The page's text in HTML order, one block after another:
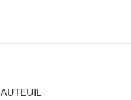
AUTEUIL